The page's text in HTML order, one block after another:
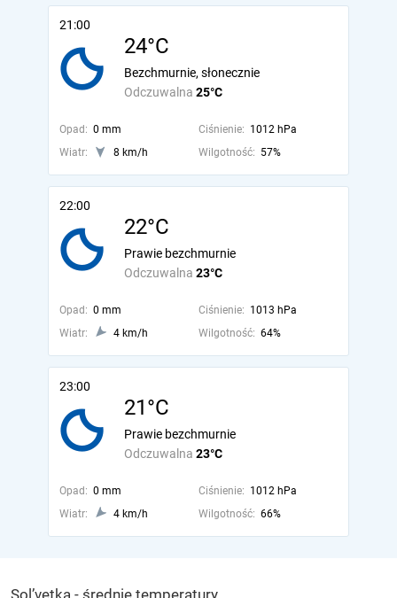
21:00
24°C
Odczuwalna 25°C
Bezchmurnie, słonecznie
Opad: 0 mm Ciśnienie: 1012 hPa
Wiatr:
8 km/h Wilgotność: 57%
22:00
22°C
Odczuwalna 23°C
Prawie bezchmurnie
Opad: 0 mm Ciśnienie: 1013 hPa
Wiatr:
4 km/h Wilgotność: 64%
23:00
21°C
Odczuwalna 23°C
Prawie bezchmurnie
Opad: 0 mm Ciśnienie: 1012 hPa
Wiatr:
4 km/h Wilgotność: 66%
Sol’vetka - średnie temperatury